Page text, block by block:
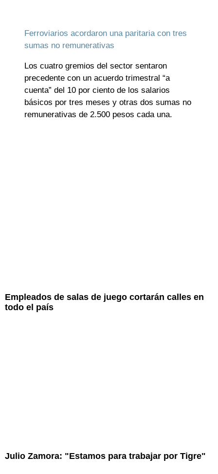
Ferroviarios acordaron una paritaria con tres
sumas no remunerativas
Los cuatro gremios del sector sentaron
precedente con un acuerdo trimestral “a
cuenta” del 10 por ciento de los salarios
básicos por tres meses y otras dos sumas no
remunerativas de 2.500 pesos cada una.
Empleados de salas de juego cortarán calles en
todo el país
Julio Zamora: "Estamos para trabajar por Tigre"